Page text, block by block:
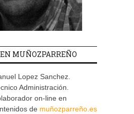
MUÑOZPARREÑO
Lopez Sanchez.
Administración.
on-line en
de muñozparreño.es